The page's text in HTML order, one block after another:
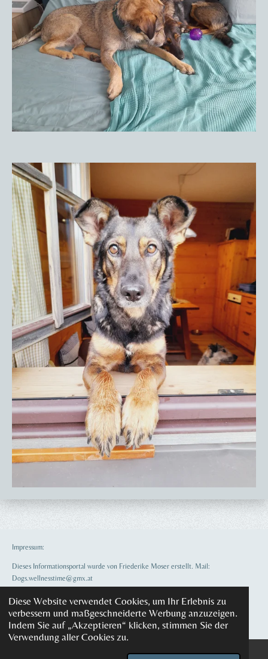
Diese Website verwendet Cookies, um Ihr Erlebnis zu
verbessern und maßgeschneiderte Werbung anzuzeigen.
Indem Sie auf „Akzeptieren“ klicken, stimmen Sie der
Verwendung aller Cookies zu.
Impressum:
Dieses Informationsportal wurde von Friederike Moser erstellt. Mail:
Dogs.wellnesstime@gmx.at
© 2021 - 2026 Dogs Wellnesstime
Mit Unterstützung von Webador